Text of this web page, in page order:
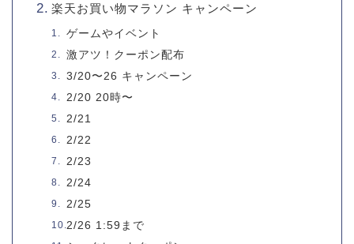
楽天お買い物マラソン キャンペーン
ゲームやイベント
激アツ！クーポン配布
3/20〜26 キャンペーン
2/20 20時〜
2/21
2/22
2/23
2/24
2/25
2/26 1:59まで